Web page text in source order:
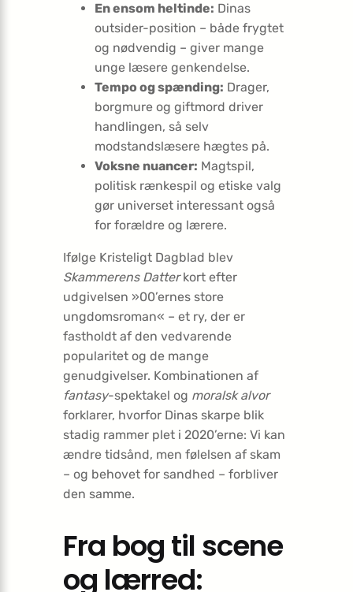
En ensom heltinde: Dinas
outsider-position – både frygtet
og nødvendig – giver mange
unge læsere genkendelse.
Tempo og spænding: Drager,
borgmure og giftmord driver
handlingen, så selv
modstandslæsere hægtes på.
Voksne nuancer: Magtspil,
politisk rænkespil og etiske valg
gør universet interessant også
for forældre og lærere.
Ifølge Kristeligt Dagblad blev
Skammerens Datterkort efter
udgivelsen »00’ernes store
ungdomsroman« – et ry, der er
fastholdt af den vedvarende
popularitet og de mange
genudgivelser. Kombinationen af
fantasy-spektakel og moralsk alvor
forklarer, hvorfor Dinas skarpe blik
stadig rammer plet i 2020’erne: Vi kan
ændre tidsånd, men følelsen af skam
– og behovet for sandhed – forbliver
den samme.
Fra bog til scene
og lærred: